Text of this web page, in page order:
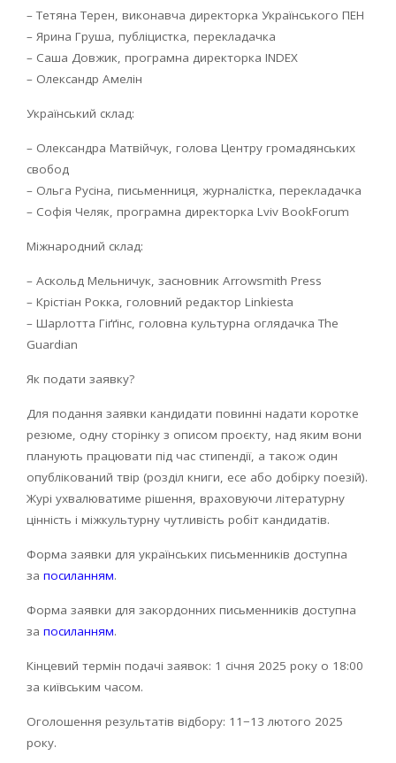
– Тетяна Терен, виконавча директорка Українського ПЕН
– Ярина Груша, публіцистка, перекладачка
– Саша Довжик, програмна директорка INDEX
– Олександр Амелін
Український склад:
– Олександра Матвійчук, голова Центру громадянських
свобод
– Ольга Русіна, письменниця, журналістка, перекладачка
– Софія Челяк, програмна директорка Lviv BookForum
Міжнародний склад:
– Аскольд Мельничук, засновник Arrowsmith Press
– Крістіан Рокка, головний редактор Linkiesta
– Шарлотта Гіґґінс, головна культурна оглядачка The
Guardian
Як подати заявку?
Для подання заявки кандидати повинні надати коротке
резюме, одну сторінку з описом проєкту, над яким вони
планують працювати під час стипендії, а також один
опублікований твір (розділ книги, есе або добірку поезій).
Журі ухвалюватиме рішення, враховуючи літературну
цінність і міжкультурну чутливість робіт кандидатів.
Форма заявки для українських письменників доступна
за посиланням.
Форма заявки для закордонних письменників доступна
за посиланням.
Кінцевий термін подачі заявок: 1 січня 2025 року о 18:00
за київським часом.
Оголошення результатів відбору: 11−13 лютого 2025
року.